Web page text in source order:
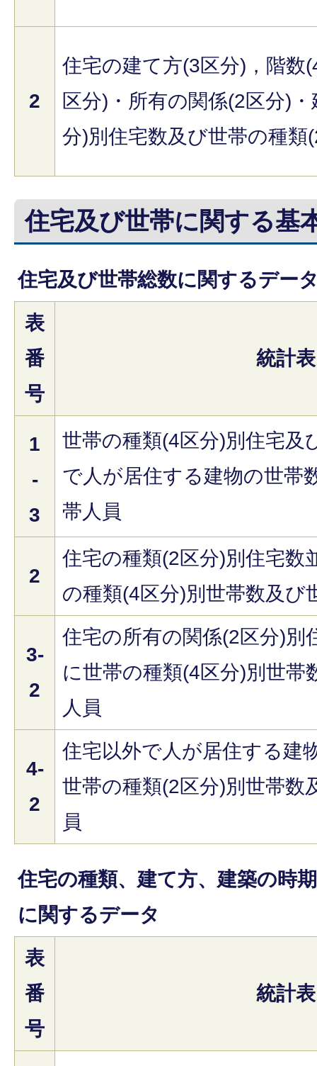
2
住宅の建て方(3区分)，階数
区分)・所有の関係(2区分)
分)別住宅数及び世帯の種類
住宅及び世帯に関する基
住宅及び世帯総数に関するデー
表
番
号
統計表
1
-
3
世帯の種類(4区分)別住宅及
で人が居住する建物の世帯
帯人員
2
住宅の種類(2区分)別住宅数
の種類(4区分)別世帯数及び
3-
2
住宅の所有の関係(2区分)別
に世帯の種類(4区分)別世帯
人員
4-
2
住宅以外で人が居住する建
世帯の種類(2区分)別世帯数
員
住宅の種類、建て方、建築の時
に関するデータ
表
番
号
統計表